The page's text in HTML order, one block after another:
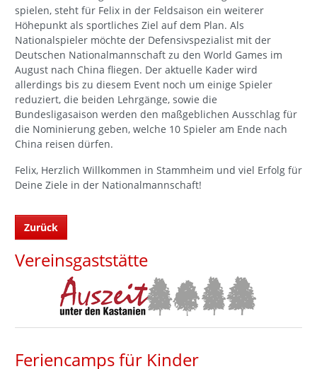
Neben den mannschaftlichen Zielen, mit dem TV
Stammheim eine gute Rolle in der Bundesligasaison zu
spielen, steht für Felix in der Feldsaison ein weiterer
Höhepunkt als sportliches Ziel auf dem Plan. Als
Nationalspieler möchte der Defensivspezialist mit der
Deutschen Nationalmannschaft zu den World Games im
August nach China fliegen. Der aktuelle Kader wird
allerdings bis zu diesem Event noch um einige Spieler
reduziert, die beiden Lehrgänge, sowie die
Bundesligasaison werden den maßgeblichen Ausschlag für
China reisen dürfen.
Deine Ziele in der Nationalmannschaft!
Zurück
Vereinsgaststätte